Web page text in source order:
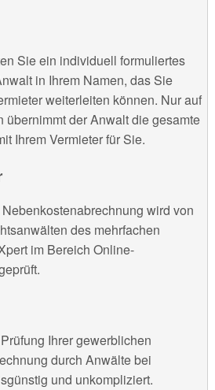
Sie ein individuell formuliertes
in Ihrem Namen, das Sie
weiterleiten können. Nur auf
übernimmt der Anwalt die gesamte
Ihrem Vermieter für Sie.
wird von
des mehrfachen
im Bereich Online-
Ihrer gewerblichen
durch Anwälte bei
und unkompliziert.